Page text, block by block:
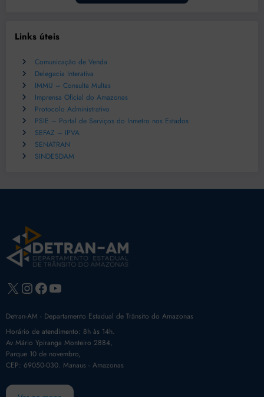
Links úteis
Comunicação de Venda
Delegacia Interativa
IMMU – Consulta Multas
Imprensa Oficial do Amazonas
Protocolo Administrativo
PSIE – Portal de Serviços do Inmetro nos Estados
SEFAZ – IPVA
SENATRAN
SINDESDAM
X Instagram
Facebook
Youtube
Detran-AM - Departamento Estadual de Trânsito do Amazonas
Horário de atendimento: 8h às 14h.
Av Mário Ypiranga Monteiro 2884,
Parque 10 de novembro,
CEP: 69050-030. Manaus - Amazonas